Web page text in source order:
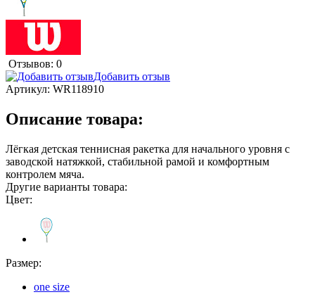
Отзывов: 0
Добавить отзыв
Артикул: WR118910
Описание товара:
Лёгкая детская теннисная ракетка для начального уровня с
заводской натяжкой, стабильной рамой и комфортным
контролем мяча.
Другие варианты товара:
Цвет:
Размер:
one size